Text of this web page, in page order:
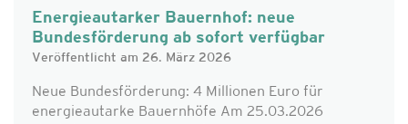
Energieautarker Bauernhof: neue
Bundesförderung ab sofort verfügbar
Veröffentlicht am 26. März 2026
Neue Bundesförderung: 4 Millionen Euro für
energieautarke Bauernhöfe Am 25.03.2026